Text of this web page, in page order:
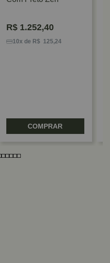
R$ 1.252,40
10x de R$ 125,24
COMPRAR